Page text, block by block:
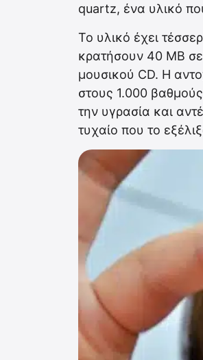
quartz, ένα υλικό
Το υλικό έχει
κρατήσουν 40 ΜΒ σε
μουσικού CD. Η
στους 1.000
την υγρασία και
τυχαίο που το